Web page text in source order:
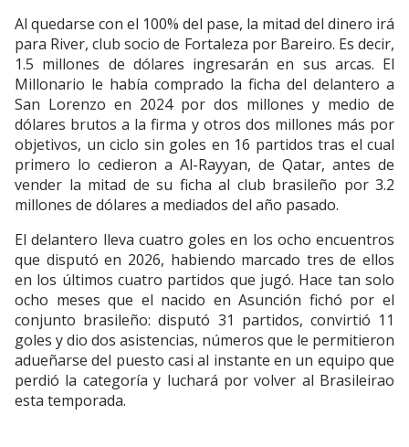
Al quedarse con el 100% del pase, la mitad del dinero irá
para River, club socio de Fortaleza por Bareiro. Es decir,
1.5 millones de dólares ingresarán en sus arcas. El
Millonario le había comprado la ficha del delantero a
San Lorenzo en 2024 por dos millones y medio de
dólares brutos a la firma y otros dos millones más por
objetivos, un ciclo sin goles en 16 partidos tras el cual
primero lo cedieron a Al-Rayyan, de Qatar, antes de
vender la mitad de su ficha al club brasileño por 3.2
millones de dólares a mediados del año pasado.
El delantero lleva cuatro goles en los ocho encuentros
que disputó en 2026, habiendo marcado tres de ellos
en los últimos cuatro partidos que jugó. Hace tan solo
ocho meses que el nacido en Asunción fichó por el
conjunto brasileño: disputó 31 partidos, convirtió 11
goles y dio dos asistencias, números que le permitieron
adueñarse del puesto casi al instante en un equipo que
perdió la categoría y luchará por volver al Brasileirao
esta temporada.